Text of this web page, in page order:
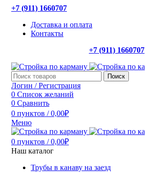
+7 (911) 1660707
Доставка и оплата
Контакты
+7 (911) 1660707
Поиск
Логин / Регистрация
0 Список желаний
0 Сравнить
0 пунктов / 0,00₽
Меню
0 пунктов / 0,00₽
Наш каталог
Трубы в канаву на заезд